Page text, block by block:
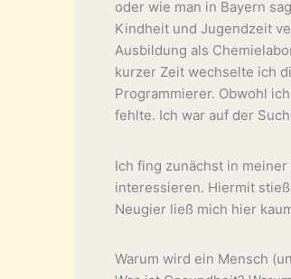
oder wie man in Bayern
Kindheit und Jugendzeit
Ausbildung als
kurzer Zeit wechselte ich
Programmierer. Obwohl
fehlte. Ich war auf der
Ich fing zunächst in
interessieren. Hiermit
Neugier ließ mich hier
Warum wird ein Mensch